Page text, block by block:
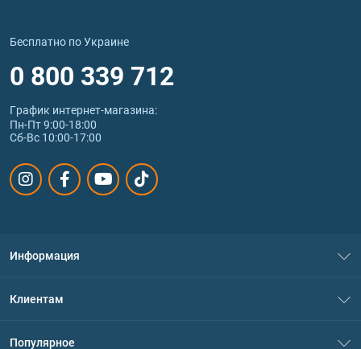
Бесплатно по Украине
0 800 339 712
График интернет‑магазина:
Пн-Пт 9:00-18:00
Сб-Вс 10:00-17:00
Информация
Клиентам
Популярное